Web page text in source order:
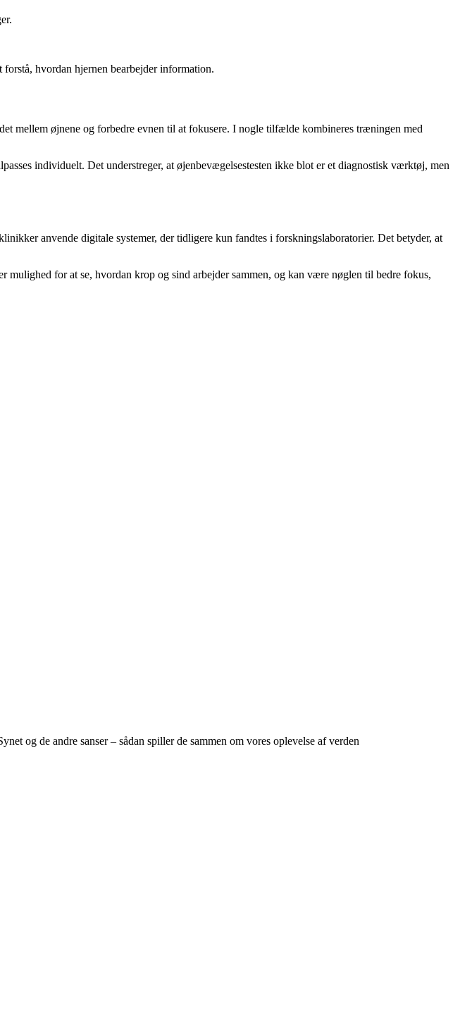
hvordan hjernen bearbejder information.
mellem øjnene og forbedre evnen til at fokusere. I nogle tilfælde kombineres træningen med
individuelt. Det understreger, at øjenbevægelsestesten ikke blot er et diagnostisk værktøj, men
anvende digitale systemer, der tidligere kun fandtes i forskningslaboratorier. Det betyder, at
for at se, hvordan krop og sind arbejder sammen, og kan være nøglen til bedre fokus,
og de andre sanser – sådan spiller de sammen om vores oplevelse af verden